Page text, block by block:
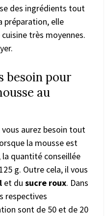
des ingrédients tout
préparation, elle
très moyennes.
besoin pour
au
aurez besoin tout
la mousse est
la quantité conseillée
g. Outre cela, il vous
et du sucre roux. Dans
respectives
sont de 50 et de 20